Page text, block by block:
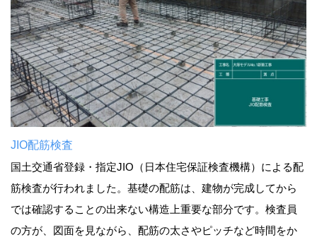
JIO配筋検査
国土交通省登録・指定JIO（日本住宅保証検査機構）による配
筋検査が行われました。基礎の配筋は、建物が完成してから
では確認することの出来ない構造上重要な部分です。検査員
の方が、図面を見ながら、配筋の太さやピッチなど時間をか